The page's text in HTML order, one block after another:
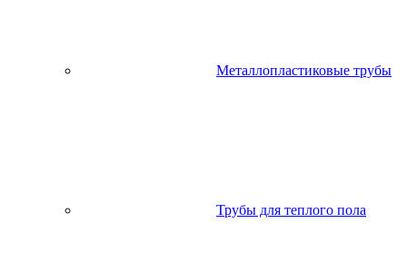
Металлопластиковые трубы
Трубы для теплого пола